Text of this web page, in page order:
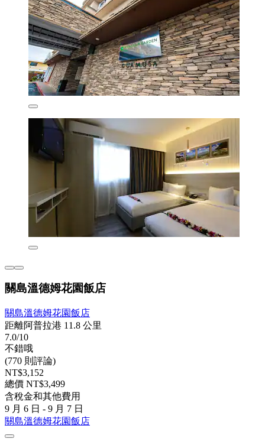
關島溫德姆花園飯店
關島溫德姆花園飯店
距離阿普拉港 11.8 公里
7.0/10
不錯哦
(770 則評論)
NT$3,152
總價 NT$3,499
含稅金和其他費用
9 月 6 日 - 9 月 7 日
關島溫德姆花園飯店